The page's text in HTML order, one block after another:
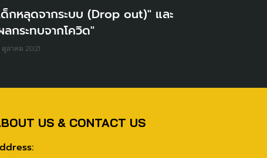
ด็กหลุดจากระบบ (Drop out)" และ
ลกระทบจากโควิด"
ตุลาคม 2021
US & CONTACT US